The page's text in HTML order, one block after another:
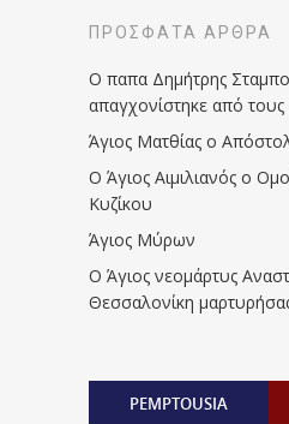
ΠΡΌΣΦΑΤΑ ΆΡΘΡΑ
Ο παπα Δημήτρης
απαγχονίστηκε από
Άγιος Ματθίας ο
Ο Άγιος Αιμιλιανός ο
Κυζίκου
Άγιος Μύρων
Ο Άγιος νεομάρτυς
Θεσσαλονίκη
PEMPTOUSIA